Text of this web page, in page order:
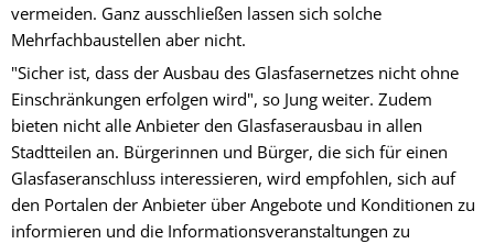
vermeiden. Ganz ausschließen lassen sich solche
Mehrfachbaustellen aber nicht.
"Sicher ist, dass der Ausbau des Glasfasernetzes nicht ohne
Einschränkungen erfolgen wird", so Jung weiter. Zudem
bieten nicht alle Anbieter den Glasfaserausbau in allen
Stadtteilen an. Bürgerinnen und Bürger, die sich für einen
Glasfaseranschluss interessieren, wird empfohlen, sich auf
den Portalen der Anbieter über Angebote und Konditionen zu
informieren und die Informationsveranstaltungen zu